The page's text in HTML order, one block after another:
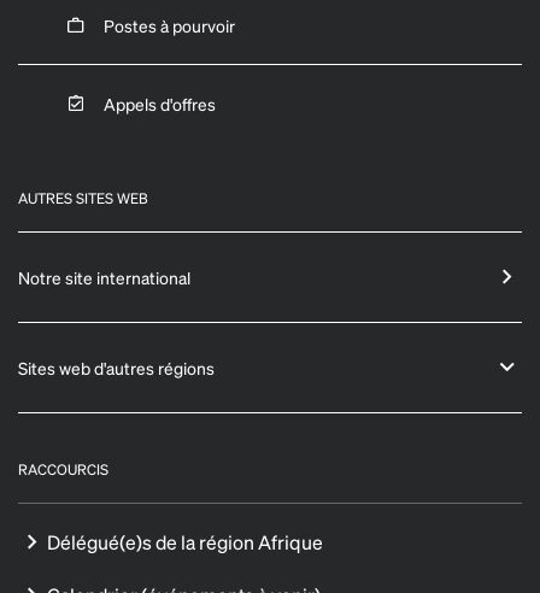
Postes à pourvoir
Appels d'offres
AUTRES SITES WEB
Notre site international
Sites web d'autres régions
RACCOURCIS
Délégué(e)s de la région Afrique